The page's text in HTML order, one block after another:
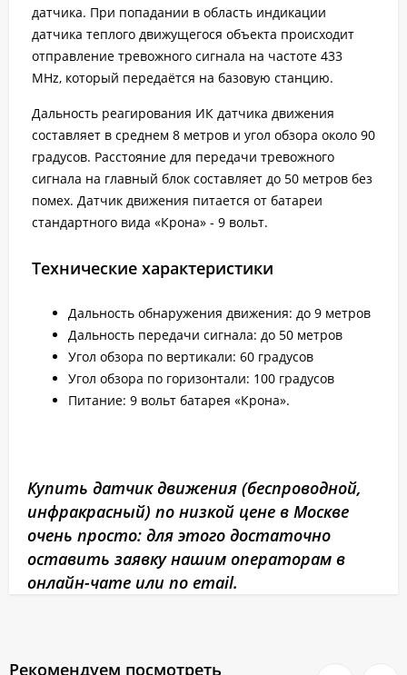
датчика. При попадании в область индикации
датчика теплого движущегося объекта происходит
отправление тревожного сигнала на частоте 433
MHz, который передаётся на базовую станцию.
Дальность реагирования ИК датчика движения
составляет в среднем 8 метров и угол обзора около 90
градусов. Расстояние для передачи тревожного
сигнала на главный блок составляет до 50 метров без
помех. Датчик движения питается от батареи
стандартного вида «Крона» - 9 вольт.
Технические характеристики
Дальность обнаружения движения: до 9 метров
Дальность передачи сигнала: до 50 метров
Угол обзора по вертикали: 60 градусов
Угол обзора по горизонтали: 100 градусов
Питание: 9 вольт батарея «Крона».
Купить датчик движения (беспроводной,
инфракрасный) по низкой цене в Москве
очень просто: для этого достаточно
оставить заявку нашим операторам в
онлайн-чате или по email.
Рекомендуем посмотреть